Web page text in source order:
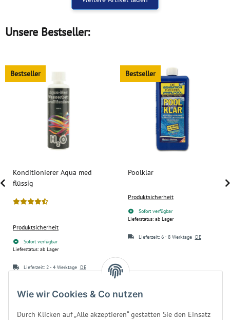
Wie wir Cookies & Co nutzen
Durch Klicken auf „Alle akzeptieren“ gestatten Sie den Einsatz
Unsere Bestseller:
Bestseller
Konditionierer Aqua med
flüssig
Produktsicherheit
Sofort verfügbar
Lieferstatus: ab Lager
Lieferzeit: 2 - 4 Werktage DE
39,60 € pro 1 l
Bestseller
Poolklar
Produktsicherheit
Sofort verfügbar
Lieferstatus: ab Lager
Lieferzeit: 6 - 8 Werktage DE
24,90 € pro 1 l